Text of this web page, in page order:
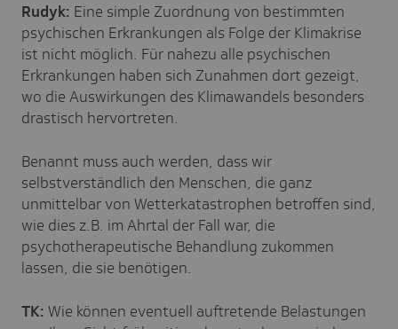
Rudyk: Eine simple Zuordnung von bestimmten
psychischen Erkrankungen als Folge der Klimakrise
ist nicht möglich. Für nahezu alle psychischen
Erkrankungen haben sich Zunahmen dort gezeigt,
wo die Auswirkungen des Klimawandels besonders
drastisch hervortreten.
Benannt muss auch werden, dass wir
selbstverständlich den Menschen, die ganz
unmittelbar von Wetterkatastrophen betroffen sind,
wie dies z.B. im Ahrtal der Fall war, die
psychotherapeutische Behandlung zukommen
lassen, die sie benötigen.
TK: Wie können eventuell auftretende Belastungen